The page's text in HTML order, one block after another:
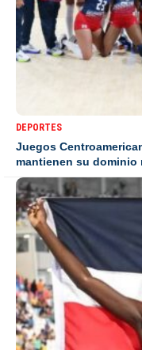
DEPORTES
Juegos
mantienen su dominio